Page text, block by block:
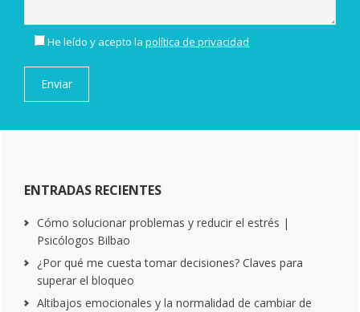
He leído y acepto lapolítica de privacidad
ENTRADAS RECIENTES
Cómo solucionar problemas y reducir el estrés |
Psicólogos Bilbao
¿Por qué me cuesta tomar decisiones? Claves para
superar el bloqueo
Altibajos emocionales y la normalidad de cambiar de